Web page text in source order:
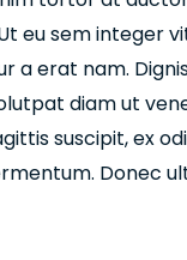
eu sem integer
erat nam.
diam ut
suscipit, ex
Donec